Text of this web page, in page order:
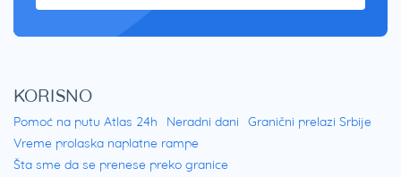
KORISNO
Pomoć na putu Atlas 24h Neradni dani
Granični prelazi Srbije
Vreme prolaska naplatne rampe
Šta sme da se prenese preko granice